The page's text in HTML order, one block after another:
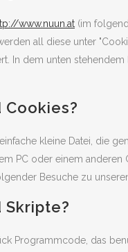
www.nuun.at (im
all diese unter
In dem unten
Cookies?
kleine Datei, die
PC oder einem anderen
Besuche zu
Skripte?
Programmcode, das